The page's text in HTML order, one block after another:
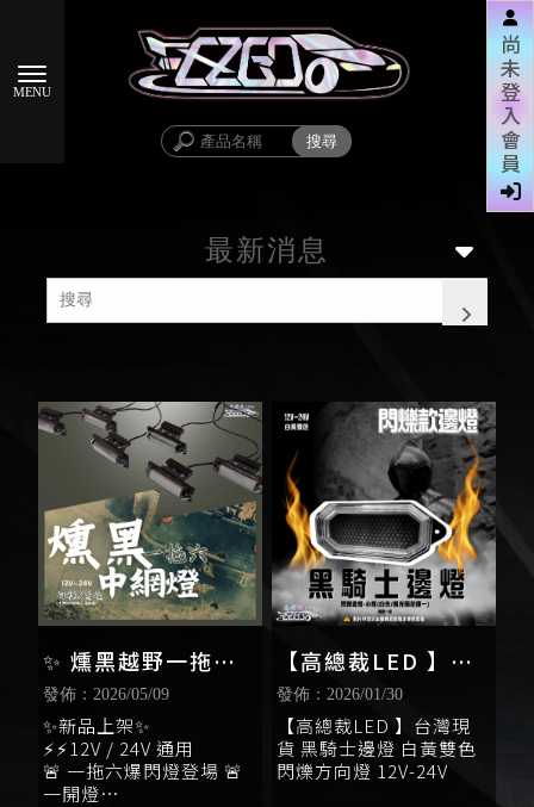
尚
未
登
入
會
員
最新消息
✨ 燻黑越野一拖六
中網燈✨
發佈：2026/05/09
✨新品上架✨
⚡⚡12V / 24V 通用
🚨 一拖六爆閃燈登場 🚨
一開燈
【高總裁LED 】台
灣現貨 黑騎士邊燈
白黃雙色 閃爍邊燈
12V-24V
發佈：2026/01/30
【高總裁LED 】台灣現
貨 黑騎士邊燈 白黃雙色
閃爍方向燈 12V-24V